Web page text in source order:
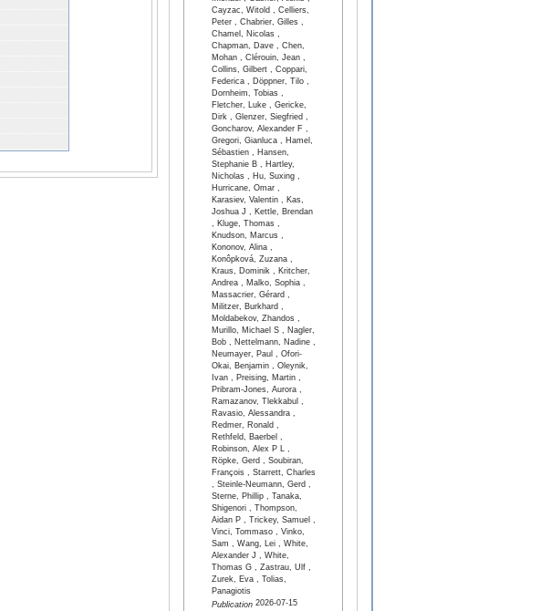
Cayzac, Witold , Celliers,
Peter , Chabrier, Gilles ,
Chamel, Nicolas ,
Chapman, Dave , Chen,
Mohan , Clérouin, Jean ,
Collins, Gilbert , Coppari,
Federica , Döppner, Tilo ,
Dornheim, Tobias ,
Fletcher, Luke , Gericke,
Dirk , Glenzer, Siegfried ,
Goncharov, Alexander F ,
Gregori, Gianluca , Hamel,
Sébastien , Hansen,
Stephanie B , Hartley,
Nicholas , Hu, Suxing ,
Hurricane, Omar ,
Karasiev, Valentin , Kas,
Joshua J , Kettle, Brendan
, Kluge, Thomas ,
Knudson, Marcus ,
Kononov, Alina ,
Konôpková, Zuzana ,
Kraus, Dominik , Kritcher,
Andrea , Malko, Sophia ,
Massacrier, Gérard ,
Militzer, Burkhard ,
Moldabekov, Zhandos ,
Murillo, Michael S , Nagler,
Bob , Nettelmann, Nadine ,
Neumayer, Paul , Ofori-
Okai, Benjamin , Oleynik,
Ivan , Preising, Martin ,
Pribram-Jones, Aurora ,
Ramazanov, Tlekkabul ,
Ravasio, Alessandra ,
Redmer, Ronald ,
Rethfeld, Baerbel ,
Robinson, Alex P L ,
Röpke, Gerd , Soubiran,
François , Starrett, Charles
, Steinle-Neumann, Gerd ,
Sterne, Phillip , Tanaka,
Shigenori , Thompson,
Aidan P , Trickey, Samuel ,
Vinci, Tommaso , Vinko,
Sam , Wang, Lei , White,
Alexander J , White,
Thomas G , Zastrau, Ulf ,
Zurek, Eva , Tolias,
Panagiotis
Publication2026-07-15